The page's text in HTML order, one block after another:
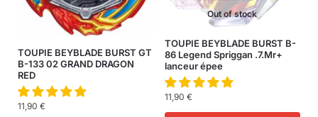
TOUPIE BEYBLADE BURST GT
B-133 02 GRAND DRAGON
RED
11,90 €
Out of stock
TOUPIE BEYBLADE BURST B-
86 Legend Spriggan .7.Mr+
lanceur épee
11,90 €